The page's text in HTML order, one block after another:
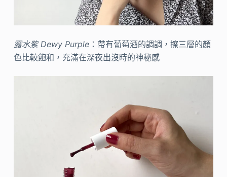
露水紫 Dewy Purple：帶有葡萄酒的調調，擦三層的顏
色比較飽和，充滿在深夜出沒時的神秘感